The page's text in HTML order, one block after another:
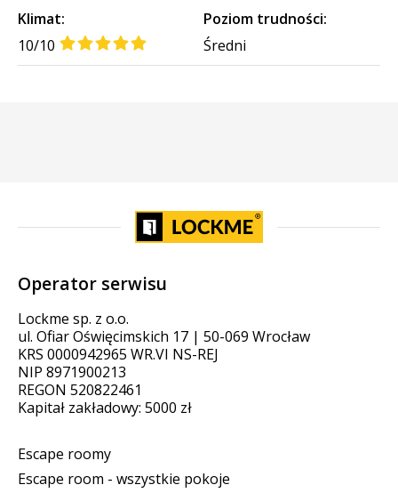
Klimat:
10/10
Poziom trudności:
Średni
Operator serwisu
Lockme sp. z o.o.
ul. Ofiar Oświęcimskich 17 | 50-069 Wrocław
KRS 0000942965 WR.VI NS-REJ
NIP 8971900213
REGON 520822461
Kapitał zakładowy: 5000 zł
Escape roomy
Escape room - wszystkie pokoje